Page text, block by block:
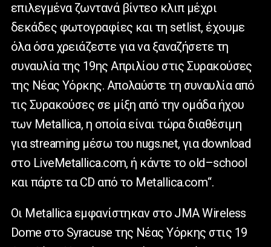
επιλεγμένα ζωντανά βίντεο κλιπ μέχρι
δεκάδες φωτογραφίες και τη setlist, έχουμε
όλα όσα χρειάζεστε για να ξαναζήσετε τη
συναυλία της 19ης Απριλίου στις Συρακούσες
της Νέας Υόρκης. Απολαύστε τη συναυλία από
τις Συρακούσες σε μίξη από την ομάδα ήχου
των Metallica, η οποία είναι τώρα διαθέσιμη
για streaming μέσω του nugs.net, για download
στο LiveMetallica.com, ή κάντε το old–school
και πάρτε τα CD από το Metallica.com“.
Οι Metallica εμφανίστηκαν στο JMA Wireless
Dome στο Syracuse της Νέας Υόρκης στις 19